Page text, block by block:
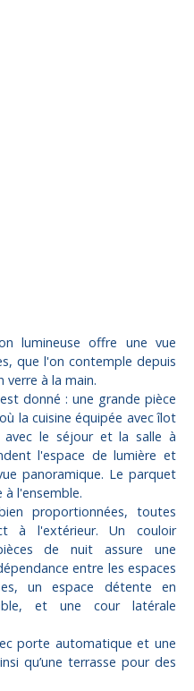
lumineuse offre une vue
que l'on contemple depuis
verre à la main.
donné : une grande pièce
la cuisine équipée avec îlot
avec le séjour et la salle à
l'espace de lumière et
panoramique. Le parquet
l'ensemble.
proportionnées, toutes
à l'extérieur. Un couloir
de nuit assure une
entre les espaces
un espace détente en
et une cour latérale
porte automatique et une
qu’une terrasse pour des